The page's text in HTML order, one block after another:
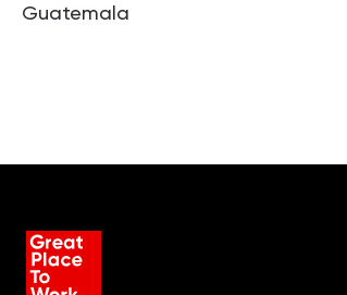
Guatemala